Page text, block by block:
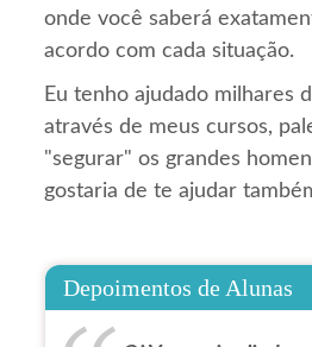
onde você saberá
acordo com cada situação.
Eu tenho ajudado milhares
através de meus cursos,
"segurar" os grandes
gostaria de te ajudar
Depoimentos de Alunas